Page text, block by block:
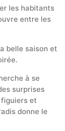
les habitants
entre les
belle saison et
à se
surprises
et
donne le